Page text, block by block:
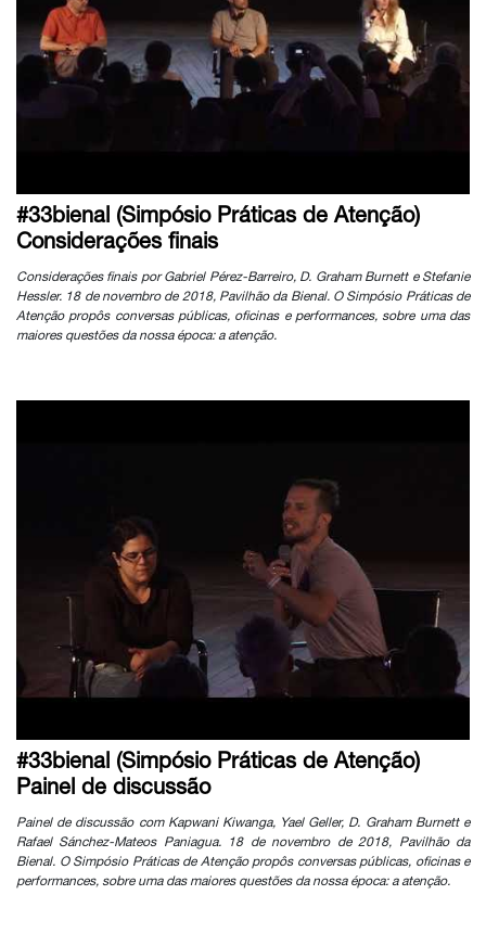
#33bienal (Simpósio Práticas de Atenção)
Considerações finais
Considerações finais por Gabriel Pérez-Barreiro, D. Graham Burnett e Stefanie
Hessler. 18 de novembro de 2018, Pavilhão da Bienal. O Simpósio Práticas de
Atenção propôs conversas públicas, oficinas e performances, sobre uma das
maiores questões da nossa época: a atenção.
#33bienal (Simpósio Práticas de Atenção)
Painel de discussão
Painel de discussão com Kapwani Kiwanga, Yael Geller, D. Graham Burnett e
Rafael Sánchez-Mateos Paniagua. 18 de novembro de 2018, Pavilhão da
Bienal. O Simpósio Práticas de Atenção propôs conversas públicas, oficinas e
performances, sobre uma das maiores questões da nossa época: a atenção.